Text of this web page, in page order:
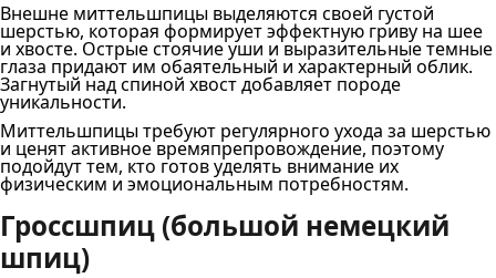
Внешне миттельшпицы выделяются своей густой
шерстью, которая формирует эффектную гриву на шее
и хвосте. Острые стоячие уши и выразительные темные
глаза придают им обаятельный и характерный облик.
Загнутый над спиной хвост добавляет породе
уникальности.
Миттельшпицы требуют регулярного ухода за шерстью
и ценят активное времяпрепровождение, поэтому
подойдут тем, кто готов уделять внимание их
физическим и эмоциональным потребностям.
Гроссшпиц (большой немецкий
шпиц)